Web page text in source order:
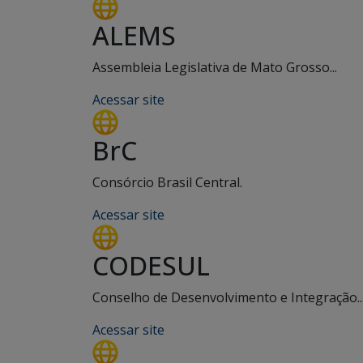
ALEMS
Assembleia Legislativa de Mato Grosso...
Acessar site
BrC
Consórcio Brasil Central.
Acessar site
CODESUL
Conselho de Desenvolvimento e
Acessar site